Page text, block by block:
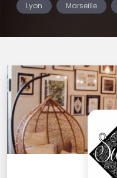
Lyon Marseille